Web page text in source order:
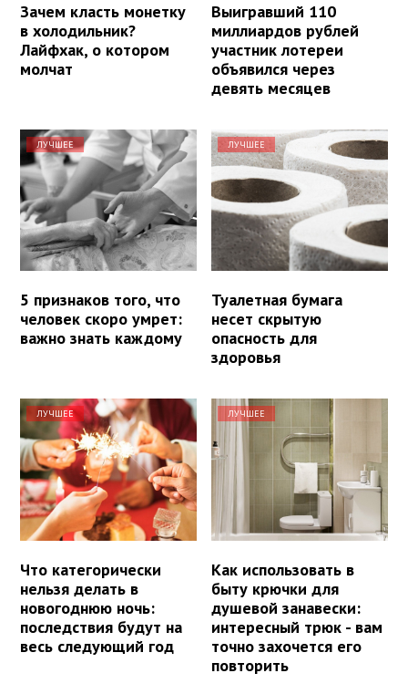
Зачем класть монетку
в холодильник?
Лайфхак, о котором
молчат
Выигравший 110
миллиардов рублей
участник лотереи
объявился через
девять месяцев
ЛУЧШЕЕ
5 признаков того, что
человек скоро умрет:
важно знать каждому
ЛУЧШЕЕ
Туалетная бумага
несет скрытую
опасность для
здоровья
ЛУЧШЕЕ
Что категорически
нельзя делать в
новогоднюю ночь:
последствия будут на
весь следующий год
ЛУЧШЕЕ
Как использовать в
быту крючки для
душевой занавески:
интересный трюк - вам
точно захочется его
повторить